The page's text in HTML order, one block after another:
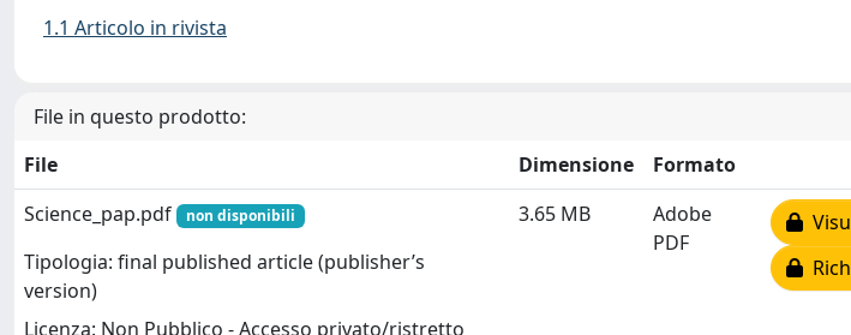
1.1 Articolo in rivista
File in questo prodotto:
File
Dimensione
Formato
Science_pap.pdf
non disponibili
Tipologia: final published article (publisher’s
version)
Licenza: Non Pubblico - Accesso privato/ristretto
3.65 MB
Adobe
PDF